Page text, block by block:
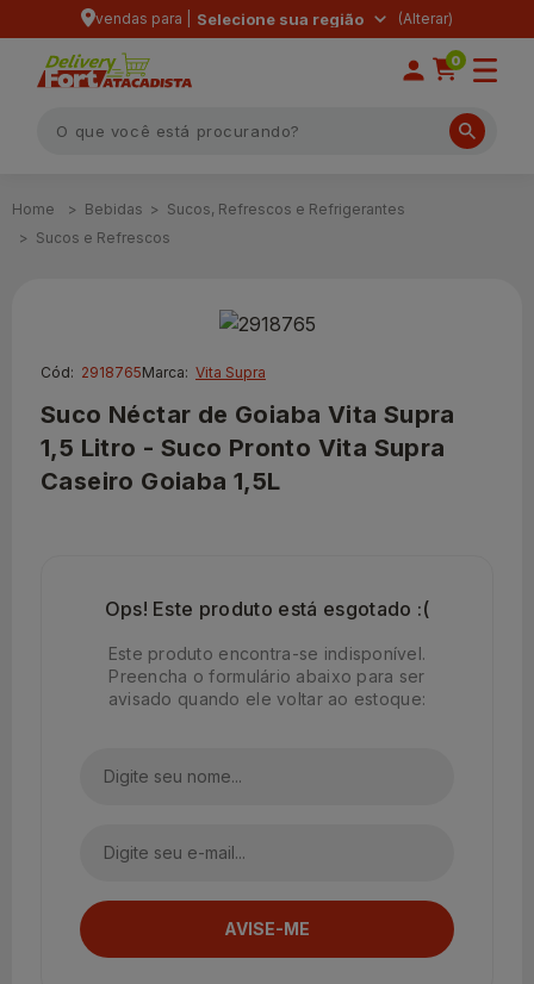
vendas para | Selecione sua região
0
Bebidas
Sucos, Refrescos e Refrigerantes
Sucos e Refrescos
Cód: 2918765Marca: Vita Supra
Suco Néctar de Goiaba Vita Supra
1,5 Litro - Suco Pronto Vita Supra
Caseiro Goiaba 1,5L
Ops! Este produto está esgotado :(
Este produto encontra-se indisponível.
Preencha o formulário abaixo para ser
avisado quando ele voltar ao estoque: